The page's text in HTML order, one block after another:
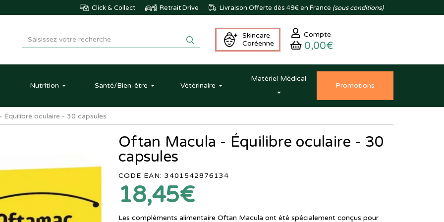
Click & Collect Retrait Drive Livraison Offerte dès 49€ en France (sous conditions)
Skincare
Coréenne
Compte
0,00€
Nutrition Santé/Bien-être Vétérinaire
Matériel Médical
Promotions
oculaire - 30 capsules
Oftan Macula - Équilibre oculaire - 30
capsules
CODE EAN: 3401542876134
18,45€
Les compléments alimentaire Oftan Macula ont été spécialement conçus pour